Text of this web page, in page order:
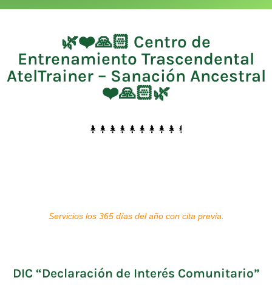
🌿❤️🙏🏻 Centro de
Entrenamiento Trascendental
AtelTrainer – Sanación Ancestral
❤️🙏🏻🌿
Servicios los 365 días del año con cita previa.
DIC “Declaración de Interés Comunitario”